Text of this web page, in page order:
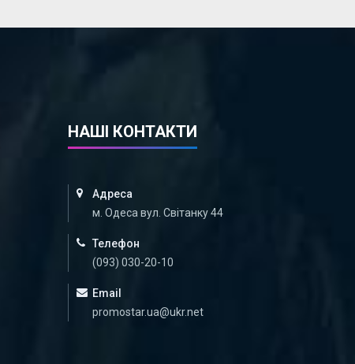
НАШІ КОНТАКТИ
Адреса
м. Одеса вул. Світанку 44
Телефон
(093) 030-20-10
Email
promostar.ua@ukr.net